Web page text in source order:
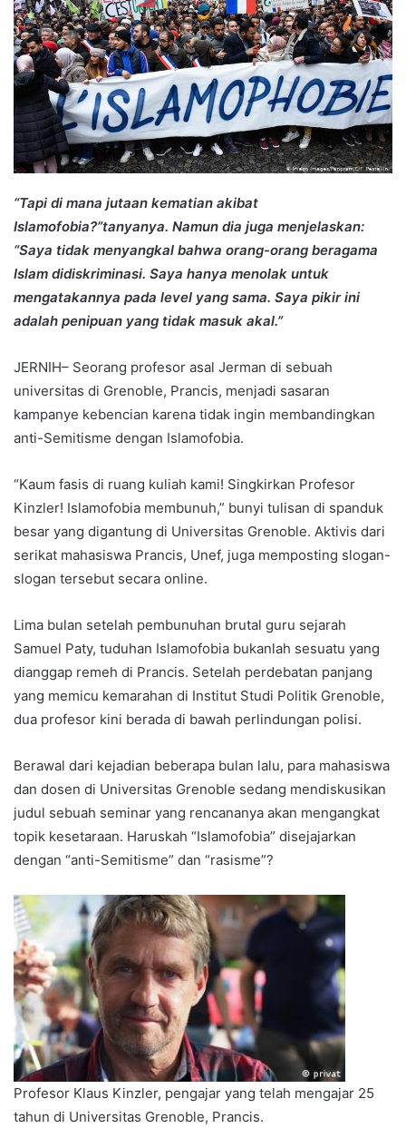
“Tapi di mana jutaan kematian akibat
Islamofobia?”tanyanya. Namun dia juga menjelaskan:
“Saya tidak menyangkal bahwa orang-orang beragama
Islam didiskriminasi. Saya hanya menolak untuk
mengatakannya pada level yang sama. Saya pikir ini
adalah penipuan yang tidak masuk akal.”
JERNIH– Seorang profesor asal Jerman di sebuah
universitas di Grenoble, Prancis, menjadi sasaran
kampanye kebencian karena tidak ingin membandingkan
anti-Semitisme dengan Islamofobia.
“Kaum fasis di ruang kuliah kami! Singkirkan Profesor
Kinzler! Islamofobia membunuh,” bunyi tulisan di spanduk
besar yang digantung di Universitas Grenoble. Aktivis dari
serikat mahasiswa Prancis, Unef, juga memposting slogan-
slogan tersebut secara online.
Lima bulan setelah pembunuhan brutal guru sejarah
Samuel Paty, tuduhan Islamofobia bukanlah sesuatu yang
dianggap remeh di Prancis. Setelah perdebatan panjang
yang memicu kemarahan di Institut Studi Politik Grenoble,
dua profesor kini berada di bawah perlindungan polisi.
Berawal dari kejadian beberapa bulan lalu, para mahasiswa
dan dosen di Universitas Grenoble sedang mendiskusikan
judul sebuah seminar yang rencananya akan mengangkat
topik kesetaraan. Haruskah “Islamofobia” disejajarkan
dengan “anti-Semitisme” dan “rasisme”?
Profesor Klaus Kinzler, pengajar yang telah mengajar 25
tahun di Universitas Grenoble, Prancis.